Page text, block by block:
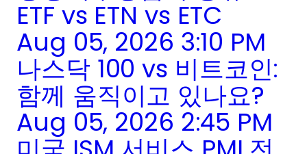
ETF vs ETN vs ETC
Aug 05, 2026 3:10 PM
나스닥 100 vs 비트코인:
함께 움직이고 있나요?
Aug 05, 2026 2:45 PM